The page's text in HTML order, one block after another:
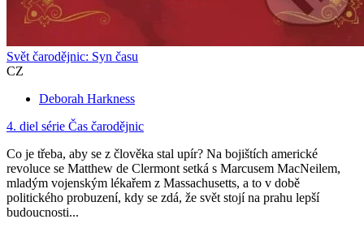
Svět čarodějnic: Syn času
CZ
Deborah Harkness
4. diel série Čas čarodějnic
Co je třeba, aby se z člověka stal upír? Na bojištích americké
revoluce se Matthew de Clermont setká s Marcusem MacNeilem,
mladým vojenským lékařem z Massachusetts, a to v době
politického probuzení, kdy se zdá, že svět stojí na prahu lepší
budoucnosti...